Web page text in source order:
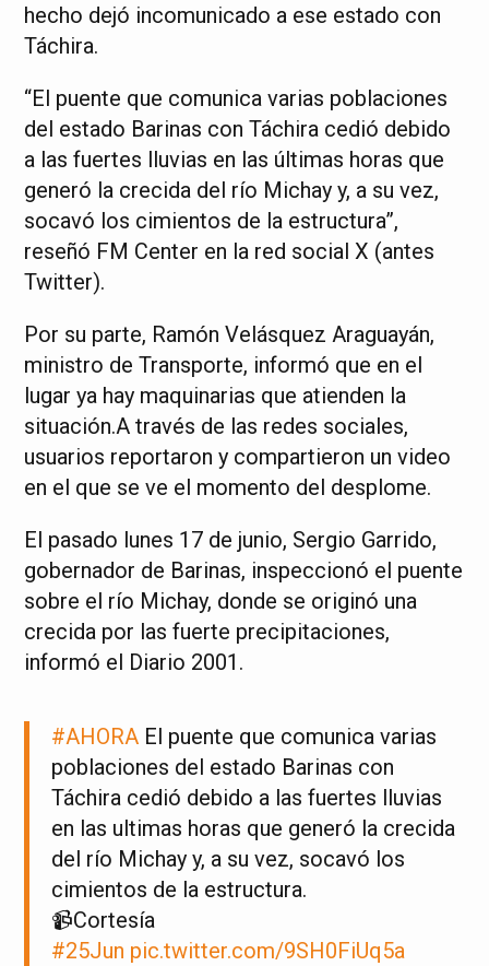
hecho dejó incomunicado a ese estado con
Táchira.
“El puente que comunica varias poblaciones
del estado Barinas con Táchira cedió debido
a las fuertes lluvias en las últimas horas que
generó la crecida del río Michay y, a su vez,
socavó los cimientos de la estructura”,
reseñó FM Center en la red social X (antes
Twitter).
Por su parte, Ramón Velásquez Araguayán,
ministro de Transporte, informó que en el
lugar ya hay maquinarias que atienden la
situación.A través de las redes sociales,
usuarios reportaron y compartieron un video
en el que se ve el momento del desplome.
El pasado lunes 17 de junio, Sergio Garrido,
gobernador de Barinas, inspeccionó el puente
sobre el río Michay, donde se originó una
crecida por las fuerte precipitaciones,
informó el Diario 2001.
#AHORA El puente que comunica varias
poblaciones del estado Barinas con
Táchira cedió debido a las fuertes lluvias
en las ultimas horas que generó la crecida
del río Michay y, a su vez, socavó los
cimientos de la estructura.
📹Cortesía
#25Jun pic.twitter.com/9SH0FiUq5a